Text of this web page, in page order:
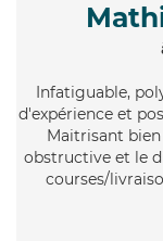
Infatiguable,
d'expérience et
Maitrisant
obstructive et le
courses/